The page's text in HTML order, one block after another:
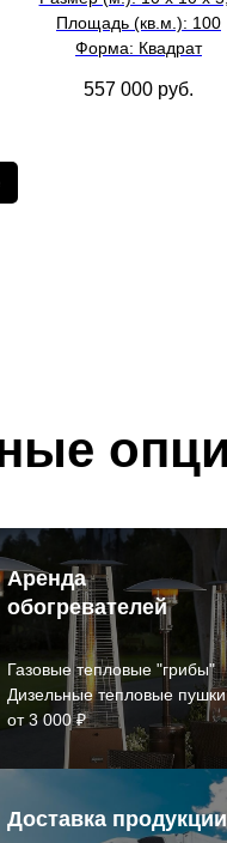
Площадь (кв.м.): 100
Форма: Квадрат
557 000 руб.
Аренда
обогревателей
Газовые тепловые "грибы"
Дизельные тепловые пушки
от 3 000 ₽
Доставка продукции